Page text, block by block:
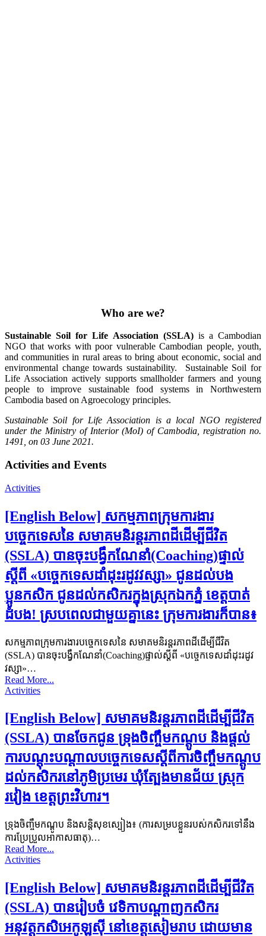
Who are we?
Sustainable Soil for Life Association (SSLA)is a Cambodian
NGO that works with poor vulnerable Cambodian people, youth,
and communities in rural areas to bring about economic, social and
environmental change towards sustainability. Sustainable Soil for
Life Association actively supports smallholder farmers and young
people to improve sustainable food systems in Northwestern
Cambodia based on Agroecology principles.
Sustainable Soil for Life Association is a local NGO registered
under the Ministry of Interior (MoI) of Cambodia, registration no.
1491, on 03 June 2021.
Activities and Events
Activities
[English Below] សកម្មភាពក្រុមការងារ
បច្ចេកទេសនៃ សមាគមនិរន្តរភាពដីដើម្បីជីវិត
(SSLA) បានចុះបង្វឹកណែនាំ(Coaching)ផ្ទាល់
ស្តីពី «បច្ចេកទេសដាំដុះរដូវវស្សា» ជូនដល់បង
ប្អូនកសិក ជូនដល់កសិករក្នុងស្រុកឯកភ្នំ ខេត្តបាត់
ដំបង! ស្របពេលជាមួយគ្នានេះ ក្រុមការងារក៏បាន៖
សកម្មភាពក្រុមការងារបច្ចេកទេសនៃ សមាគមនិរន្តរភាពដីដើម្បីជីវិត
(SSLA) បានចុះបង្វឹកណែនាំ(Coaching)ផ្ទាល់ស្តីពី «បច្ចេកទេសដាំដុះរដូវ
វស្សា»…
Read More...
Activities
[English Below] សមាគមនិរន្តរភាពដីដើម្បីជីវិត
(SSLA) បានចែកជូន ទ្រុងចិញ្ចឹមកណ្ដូប និងផ្តល់
ការបណ្តុះបណ្តាលបច្ចេកទេសស្តីពីការចិញ្ចឹមកណ្ដូប
ដល់កសិករនៅភូមិប្រមេរ ឃុំត្បែងមានជ័យ ស្រុក
រវៀង ខេត្តព្រះវិហារ។
ទ្រុងចិញ្ចឹមកណ្ដូប និងសន្តិសុខស្បៀង៖ (ការសម្របខ្លួនរបស់កសិករទៅនឹង
ការប្រែប្រួលអាកាសធាតុ)…
Read More...
Activities
[English Below] សមាគមនិរន្តរភាពដីដើម្បីជីវិត
(SSLA) បានរៀបចំ វេទិកាបណ្តាញកសិករ
អនុវត្តកសិអេកូឡូស៊ី នៅខេត្តសៀមរាប ដោយមាន